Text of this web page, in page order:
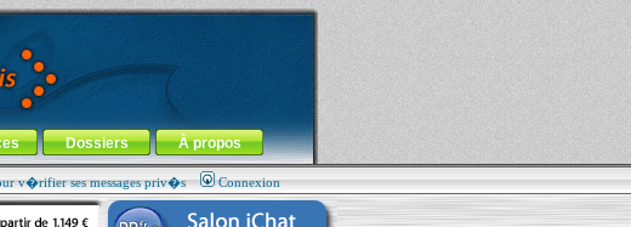
Dossiers À propos
v�rifier ses messages priv�s Connexion